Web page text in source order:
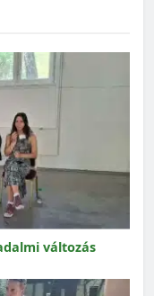
változás